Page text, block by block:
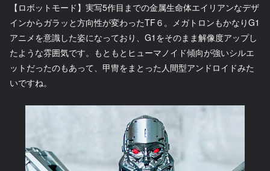
【ロボットモード】実写5作目までの金属生命体エイリアンなデザ
インからガラッと方向性が変わったTF６。メガトロンもかなりG1
アニメを意識した姿になっており、G1をそのまま解像度アップし
たような雰囲気です。もともとヒューマノイド傾向が強いシルエ
ットだったのもあって、甲冑をまとった人間型アンドロイドみた
いですね。